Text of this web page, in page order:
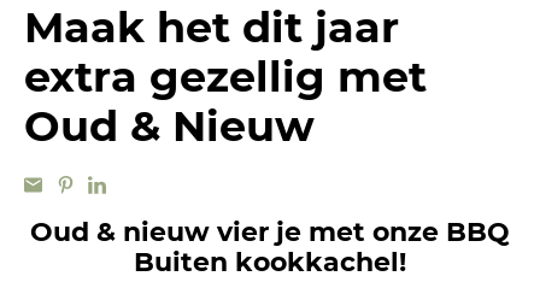
Maak het dit jaar
extra gezellig met
Oud & Nieuw
Oud & nieuw vier je met onze BBQ
Buiten kookkachel!